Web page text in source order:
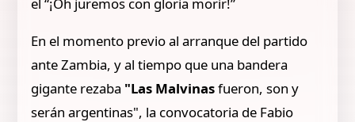
En el momento previo al arranque del partido
ante Zambia, y al tiempo que una bandera
gigante rezaba "Las Malvinasfueron, son y
serán argentinas", la convocatoria de Fabio